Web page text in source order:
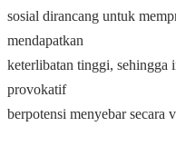
sosial dirancang untuk
mendapatkan
keterlibatan tinggi, sehingga
provokatif
berpotensi menyebar secara